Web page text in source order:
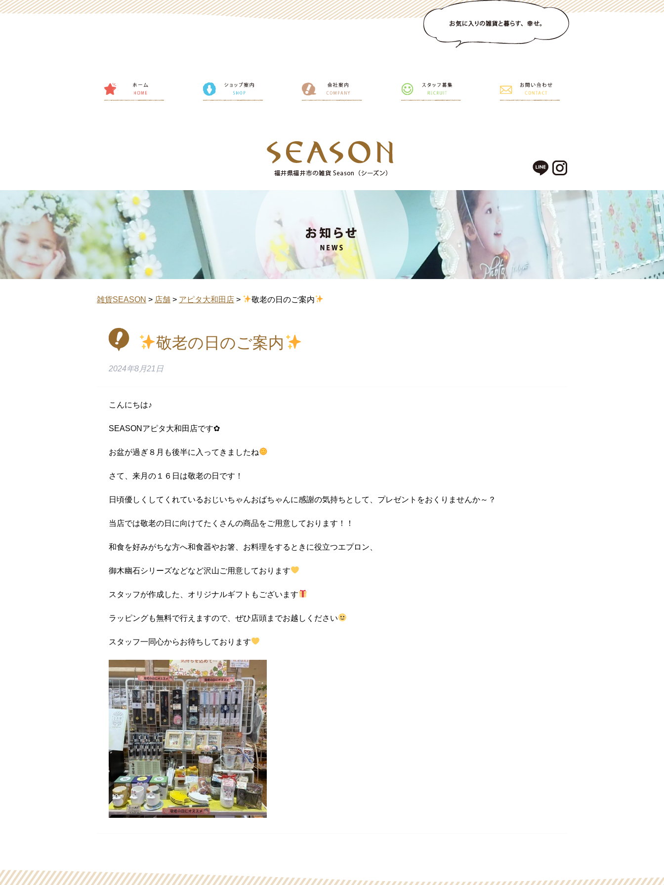
雑貨SEASON > 店舗 > アピタ大和田店 > 敬老の日のご案内
敬老の日のご案内
2024年8月21日
こんにちは♪
SEASONアピタ大和田店です✿
お盆が過ぎ８月も後半に入ってきましたね
さて、来月の１６日は敬老の日です！
日頃優しくしてくれているおじいちゃんおばちゃんに感謝の気持ちとして、プレゼントをおくりませんか～？
当店では敬老の日に向けてたくさんの商品をご用意しております！！
和食を好みがちな方へ和食器やお箸、お料理をするときに役立つエプロン、
御木幽石シリーズなどなど沢山ご用意しております
スタッフが作成した、オリジナルギフトもございます
ラッピングも無料で行えますので、ぜひ店頭までお越しください
スタッフ一同心からお待ちしております